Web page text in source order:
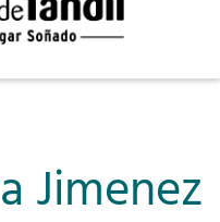
Jimenez